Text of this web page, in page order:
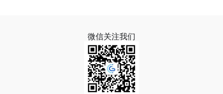
微信关注我们